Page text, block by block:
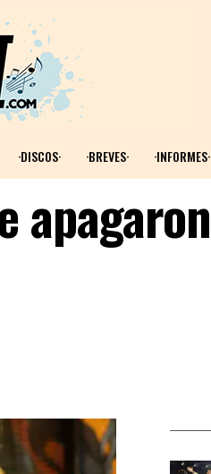
·DISCOS· ·BREVES· ·INFORMES·
apagaron